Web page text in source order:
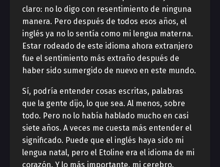
claro: no lo digo con resentimiento de ninguna
manera. Pero después de todos esos años, el
inglés ya no lo sentía como mi lengua materna.
Estar rodeado de este idioma ahora extranjero
fue el sentimiento más extraño después de
haber sido sumergido de nuevo en este mundo.
Sí, podría entender cosas escritas, palabras
que la gente dijo, lo que sea. Al menos, sobre
todo. Pero no lo había hablado mucho en casi
siete años. A veces me cuesta más entender el
significado. Puede que el inglés haya sido mi
lengua natal, pero el Etoline era el idioma de mi
corazón. Y lo más importante, mi cerebro.